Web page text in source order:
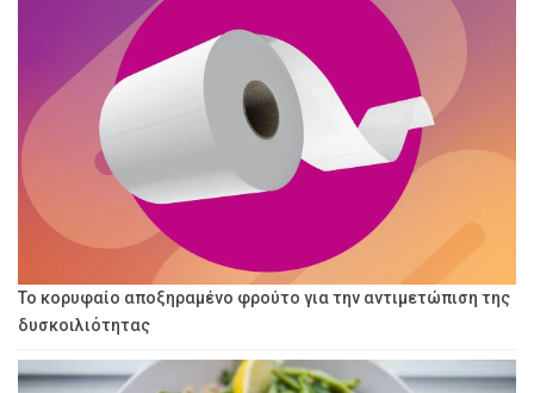
Το κορυφαίο αποξηραμένο φρούτο για την αντιμετώπιση της
δυσκοιλιότητας